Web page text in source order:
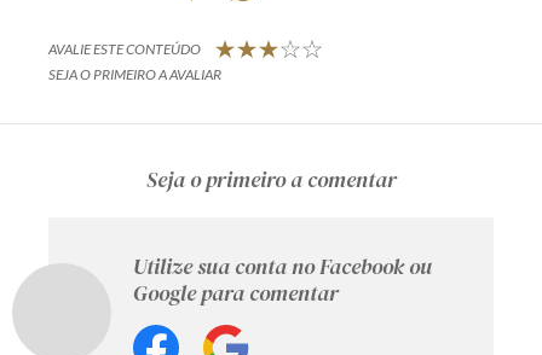
AVALIE ESTE CONTEÚDO
SEJA O PRIMEIRO A AVALIAR
Seja o primeiro a comentar
Utilize sua conta no Facebook ou
Google para comentar